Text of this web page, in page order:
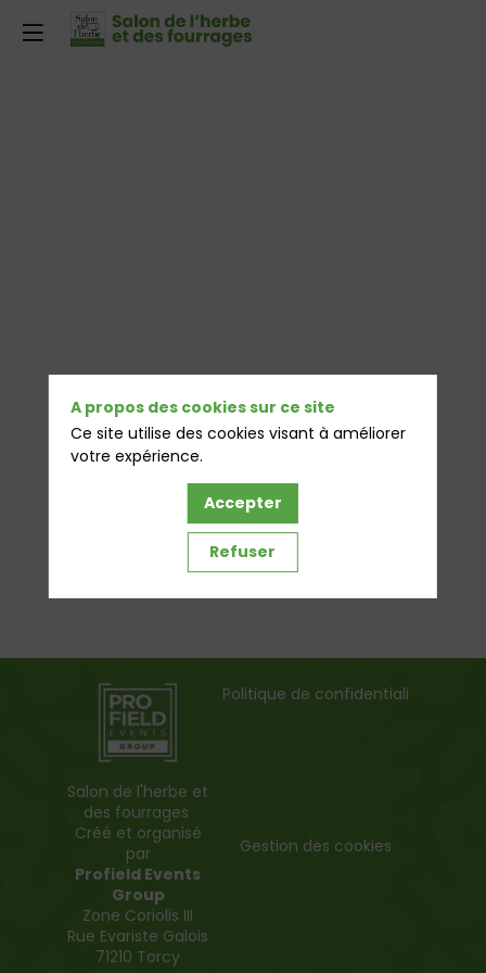
Salon de l'herbe et
des fourrages
Créé et organisé
par
Profield Events
Group
Zone Coriolis III
Rue Evariste Galois
71210 Torcy
Politique de confidentialité
Gestion des cookies
A propos des cookies sur ce site
Ce site utilise des cookies visant à améliorer
votre expérience.
Accepter
Refuser